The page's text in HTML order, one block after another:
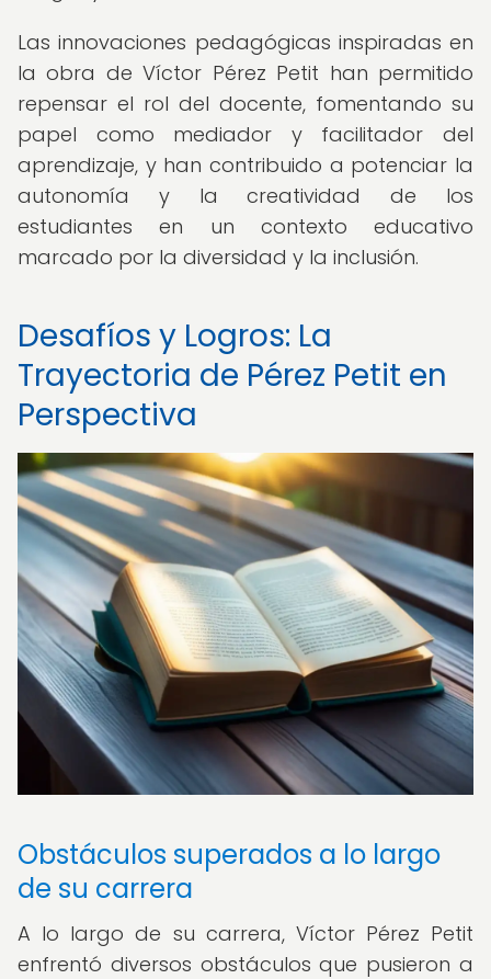
Las innovaciones pedagógicas inspiradas en
la obra de Víctor Pérez Petit han permitido
repensar el rol del docente, fomentando su
papel como mediador y facilitador del
aprendizaje, y han contribuido a potenciar la
autonomía y la creatividad de los
estudiantes en un contexto educativo
marcado por la diversidad y la inclusión.
Desafíos y Logros: La
Trayectoria de Pérez Petit en
Perspectiva
Obstáculos superados a lo largo
de su carrera
A lo largo de su carrera, Víctor Pérez Petit
enfrentó diversos obstáculos que pusieron a